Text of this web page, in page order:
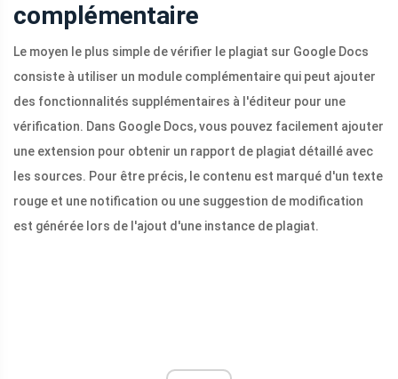
complémentaire
Le moyen le plus simple de vérifier le plagiat sur Google Docs
consiste à utiliser un module complémentaire qui peut ajouter
des fonctionnalités supplémentaires à l'éditeur pour une
vérification. Dans Google Docs, vous pouvez facilement ajouter
une extension pour obtenir un rapport de plagiat détaillé avec
les sources. Pour être précis, le contenu est marqué d'un texte
rouge et une notification ou une suggestion de modification
est générée lors de l'ajout d'une instance de plagiat.